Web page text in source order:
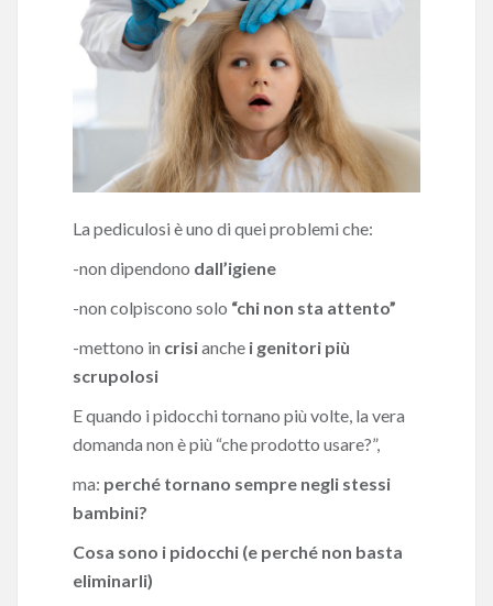
La pediculosi è uno di quei problemi che:
-non dipendono dall’igiene
-non colpiscono solo “chi non sta attento”
-mettono in crisianche i genitori più
scrupolosi
E quando i pidocchi tornano più volte, la vera
domanda non è più “che prodotto usare?”,
ma: perché tornano sempre negli stessi
bambini?
Cosa sono i pidocchi (e perché non basta
eliminarli)